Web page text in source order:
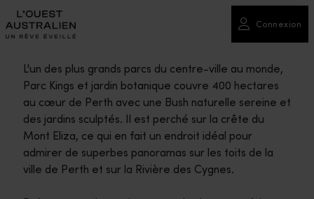
Connexion
L'un des plus grands parcs du centre-ville au monde,
Parc Kings et jardin botanique couvre 400 hectares
au cœur de Perth avec une Bush naturelle sereine et
des jardins sculptés. Il est perché sur la crête du
Mont Eliza, ce qui en fait un endroit idéal pour
admirer de superbes panoramas sur les toits de la
ville de Perth et sur la Rivière des Cygnes.